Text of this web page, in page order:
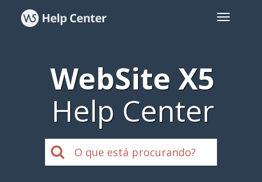
WebSite X5
Help Center